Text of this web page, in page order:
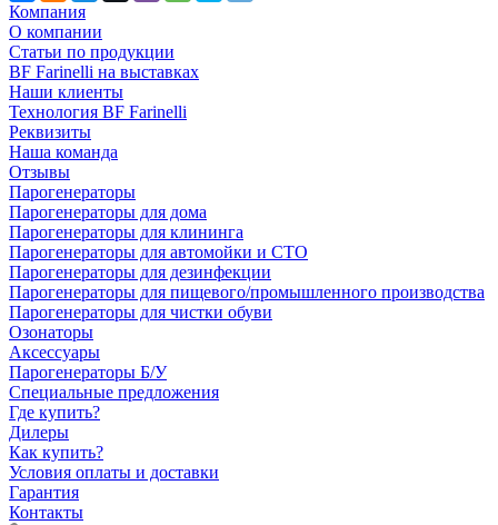
Компания
О компании
Статьи по продукции
BF Farinelli на выставках
Наши клиенты
Технология BF Farinelli
Реквизиты
Наша команда
Отзывы
Парогенераторы
Парогенераторы для дома
Парогенераторы для клининга
Парогенераторы для автомойки и СТО
Парогенераторы для дезинфекции
Парогенераторы для пищевого/промышленного производства
Парогенераторы для чистки обуви
Озонаторы
Аксессуары
Парогенераторы Б/У
Специальные предложения
Где купить?
Дилеры
Как купить?
Условия оплаты и доставки
Гарантия
Контакты